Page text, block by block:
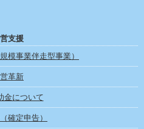
支援
模事業伴走型事業）
革新
金について
確定申告）